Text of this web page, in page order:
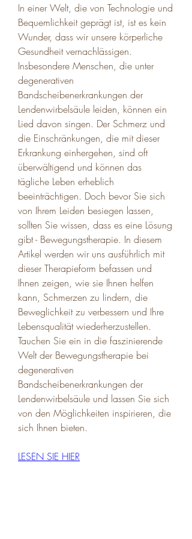
In einer Welt, die von Technologie und
Bequemlichkeit geprägt ist, ist es kein
Wunder, dass wir unsere körperliche
Gesundheit vernachlässigen.
Insbesondere Menschen, die unter
degenerativen
Bandscheibenerkrankungen der
Lendenwirbelsäule leiden, können ein
Lied davon singen. Der Schmerz und
die Einschränkungen, die mit dieser
Erkrankung einhergehen, sind oft
überwältigend und können das
tägliche Leben erheblich
beeinträchtigen. Doch bevor Sie sich
von Ihrem Leiden besiegen lassen,
sollten Sie wissen, dass es eine Lösung
gibt - Bewegungstherapie. In diesem
Artikel werden wir uns ausführlich mit
dieser Therapieform befassen und
Ihnen zeigen, wie sie Ihnen helfen
kann, Schmerzen zu lindern, die
Beweglichkeit zu verbessern und Ihre
Lebensqualität wiederherzustellen.
Tauchen Sie ein in die faszinierende
Welt der Bewegungstherapie bei
degenerativen
Bandscheibenerkrankungen der
Lendenwirbelsäule und lassen Sie sich
von den Möglichkeiten inspirieren, die
sich Ihnen bieten.
LESEN SIE HIER